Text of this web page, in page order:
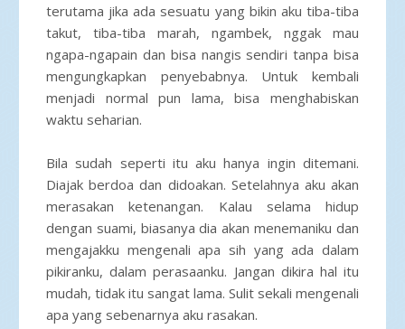
terutama jika ada sesuatu yang bikin aku tiba-tiba
takut, tiba-tiba marah, ngambek, nggak mau
ngapa-ngapain dan bisa nangis sendiri tanpa bisa
mengungkapkan penyebabnya. Untuk kembali
menjadi normal pun lama, bisa menghabiskan
waktu seharian.
Bila sudah seperti itu aku hanya ingin ditemani.
Diajak berdoa dan didoakan. Setelahnya aku akan
merasakan ketenangan. Kalau selama hidup
dengan suami, biasanya dia akan menemaniku dan
mengajakku mengenali apa sih yang ada dalam
pikiranku, dalam perasaanku. Jangan dikira hal itu
mudah, tidak itu sangat lama. Sulit sekali mengenali
apa yang sebenarnya aku rasakan.